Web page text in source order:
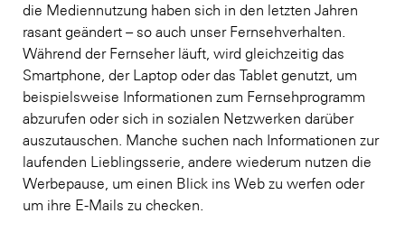
die Mediennutzung haben sich in den letzten Jahren
rasant geändert – so auch unser Fernsehverhalten.
Während der Fernseher läuft, wird gleichzeitig das
Smartphone, der Laptop oder das Tablet genutzt, um
beispielsweise Informationen zum Fernsehprogramm
abzurufen oder sich in sozialen Netzwerken darüber
auszutauschen. Manche suchen nach Informationen zur
laufenden Lieblingsserie, andere wiederum nutzen die
Werbepause, um einen Blick ins Web zu werfen oder
um ihre E-Mails zu checken.